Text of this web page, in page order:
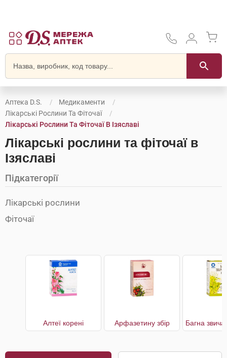
Аптека D.S.
Медикаменти
Лікарські Рослини Та Фіточаї
Лікарські Рослини Та Фіточаї В Ізяславі
Лікарські рослини та фіточаї в
Ізяславі
Підкатегорії
Лікарські рослини
Фіточаї
Алтеї корені Арфазетину збір